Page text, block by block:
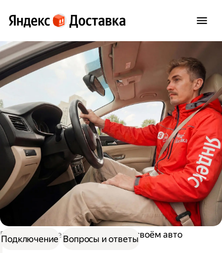
Работа водителем Работа на своём авто
Подключение Вопросы и ответы